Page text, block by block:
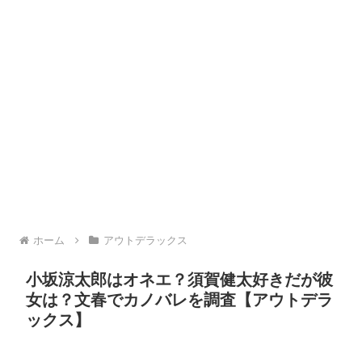
ホーム アウトデラックス
小坂涼太郎はオネエ？須賀健太好きだが彼
女は？文春でカノバレを調査【アウトデラ
ックス】